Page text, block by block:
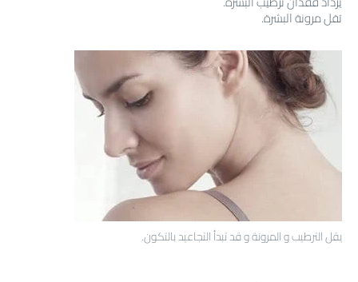
يقل الترطيب و المرونة و قد تبدأ التجاعيد بالتكون.
تقل مرونة البشرة.